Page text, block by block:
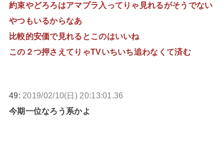
約束やどろろはアマプラ入ってりゃ見れるがそうでない
やつもいるからなあ
比較的安価で見れるとこのはいいね
この２つ押さえてりゃTVいちいち追わなくて済む
49: 2019/02/10(日) 20:13:01.36
今期一位なろう系かよ